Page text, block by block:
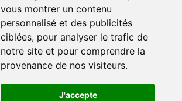
vous montrer un contenu
personnalisé et des publicités
ciblées, pour analyser le trafic de
notre site et pour comprendre la
provenance de nos visiteurs.
J'accepte
le plus proche
sur les Médias sociaux
réseaux pour les dernières tendances